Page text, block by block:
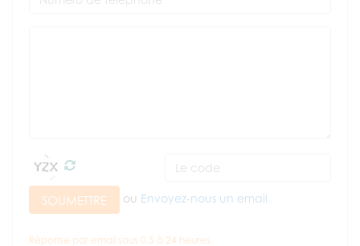
SOUMETTRE ou Envoyez-nous un email
Réponse par email sous 0,5 à 24 heures.